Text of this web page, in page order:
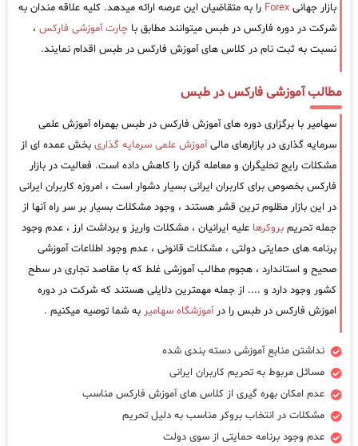
بازار جهانی Forex را به متقاضیان این عرصه ارائه میدهد. کلیه علاقه مندان به
شرکت در دوره فارکس در طبس میتوانند مطابق با چارت آموزشی فارکس ،
نسبت به ثبت نام در کلاس های آموزش فارکس در طبس اقدام نمایند.
مطالب آموزشی فارکس در طبس
سهامیر با برگزاری دوره های آموزش فارکس در طبس بهمراه آموزش علمی
سرمایه گذاری در بازارهای مالیآموزش علمی سرمایه گذاری بخش عمده ای از
مشکلات رایج تحلیگران و معامله گران را کاهش داده است. فعالیت در بازار
فارکس بخصوص برای کاربران ایرانی بسیار دشوار است ، امروزه کاربران ایرانی
در این بازار مظلوم ترین قشر هستند ، وجود مشکلات بسیار بر سر راه آنها از
جمله تحریم بروکرها علیه ایرانیان ، مشکلات واریز و برداشت ارز ، عدم وجود
برنامه های حمایتی دولتی ، مشکلات قانونی ، عدم وجود اطلاعات آموزشی
صحیح و استاندارد ، هجوم مطالب آموزشی غلط که با مقاصد تجاری در سطح
کشور وجود دارد و .... از جمله مهمترین دلایلی هستند که شرکت در دوره
اموزش فارکس در طبس را درآموزشگاه سهامیر به شما توصیه میکنیم .
نداشتن منابع آموزشی دسته بندی شده
مسائل مربوط به تحریم کاربران ایرانی
عدم امکان بهره گیری از کلاس های آموزش فارکس مناسب
مشکلات در انتخاب بروکر مناسب به دلیل تحریم
عدم وجود برنامه حمایتی از سوی دولت